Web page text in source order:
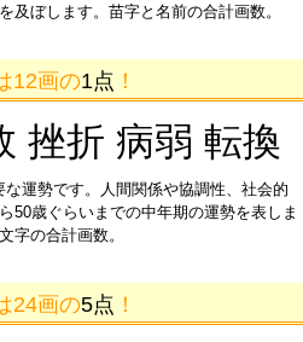
及ぼします。苗字と名前の合計画数。
12画の1点 ！
挫折 病弱 転換
運勢です。人間関係や協調性、社会的
50歳ぐらいまでの中年期の運勢を表しま
字の合計画数。
24画の5点 ！